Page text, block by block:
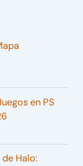
en PS
Halo: